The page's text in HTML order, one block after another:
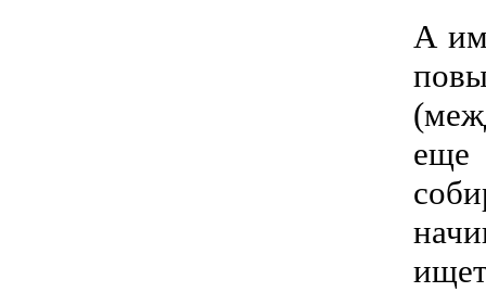
А
еще